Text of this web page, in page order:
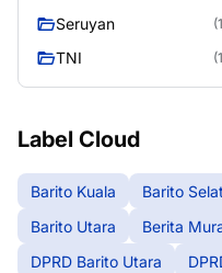
Seruyan
TNI
Label Cloud
Barito Kuala Barito
Barito Utara
Berita
DPRD Barito Utara